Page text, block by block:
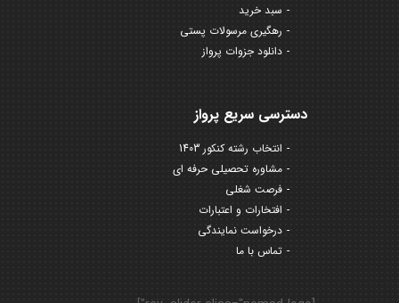
سبد خرید
رهگیری مرسولات پستی
دانلود جزوات پرواز
دسترسی سریع پرواز
انتخاب رشته کنکور 1403
مشاوره تحصیلی حرفه ای
فرصت شغلی
افتخارات و اعتبارات
درخواست نمایندگی
تماس با ما